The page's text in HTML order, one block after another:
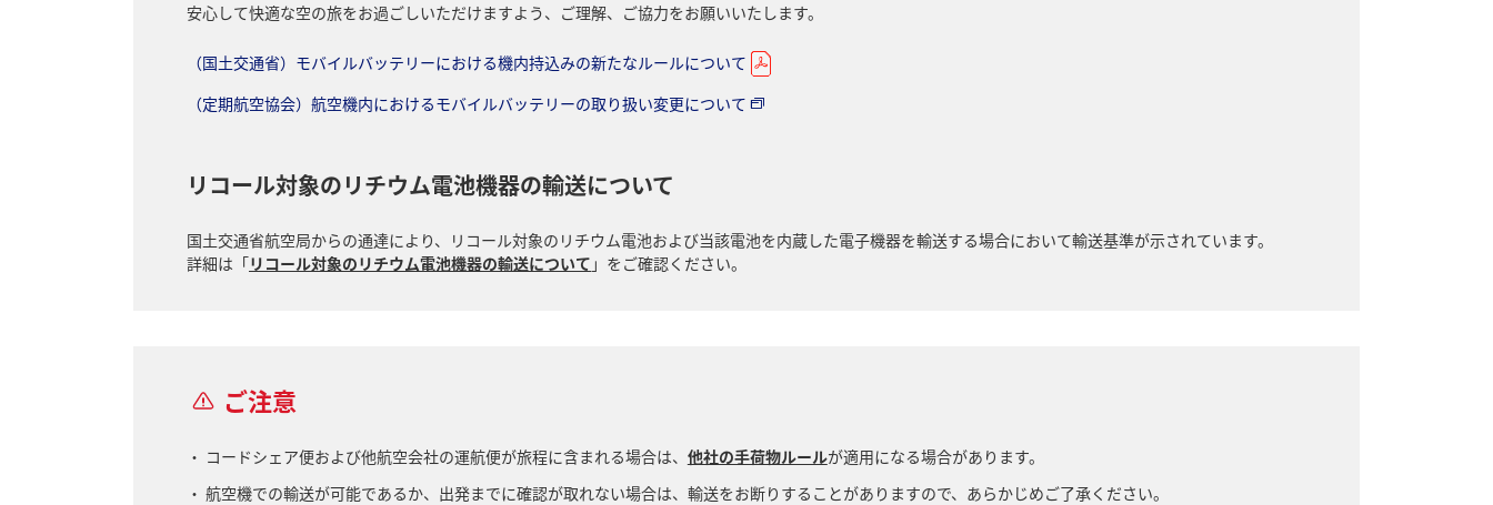
安心して快適な空の旅をお過ごしいただけますよう、ご理解、ご協力をお願いいたします。
（国土交通省）モバイルバッテリーにおける機内持込みの新たなルールについて
（定期航空協会）航空機内におけるモバイルバッテリーの取り扱い変更について
リコール対象のリチウム電池機器の輸送について
国土交通省航空局からの通達により、リコール対象のリチウム電池および当該電池を内蔵した電子機器を輸送する場合において輸送基準が示されています。
詳細は「リコール対象のリチウム電池機器の輸送について 」をご確認ください。
ご注意
コードシェア便および他航空会社の運航便が旅程に含まれる場合は、 他社の手荷物ルールが適用になる場合があります。
航空機での輸送が可能であるか、出発までに確認が取れない場合は、輸送をお断りすることがありますので、あらかじめご了承ください。